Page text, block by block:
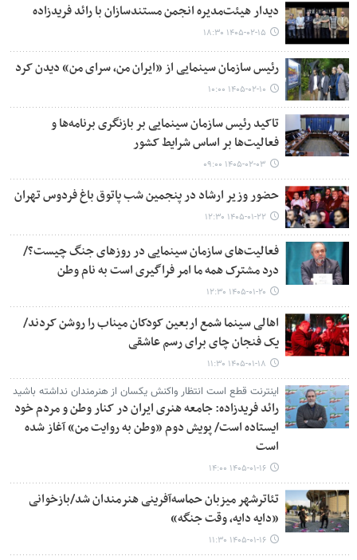
دیدار هیئت‌مدیره انجمن مستندسازان با رائد فریدزاده
۱۴۰۵-۰۲-۱۵ ۱۸:۳۰
رئیس سازمان سینمایی از «ایران من، سرای من» دیدن کرد
۱۴۰۵-۰۲-۱۰ ۱۰:۰۰
تاکید رئیس سازمان سینمایی بر بازنگری برنامه‌ها و
فعالیت‌ها بر اساس شرایط کشور
۱۴۰۵-۰۲-۰۳ ۰۹:۰۰
حضور وزیر ارشاد در پنجمین شب پاتوق باغ فردوس تهران
۱۴۰۵-۰۱-۲۲ ۱۲:۳۰
فعالیت‌های سازمان سینمایی در روزهای جنگ چیست؟/
درد مشترک همه ما امر فراگیری است به نام وطن
۱۴۰۵-۰۱-۲۰ ۱۲:۳۰
اهالی سینما شمع اربعین کودکان میناب را روشن کردند/
یک فنجان چای برای رسم عاشقی
۱۴۰۵-۰۱-۱۸ ۱۱:۳۰
اینترنت قطع است انتظار واکنش یکسان از هنرمندان نداشته باشید
رائد فریدزاده: جامعه هنری ایران در کنار وطن و مردم خود
ایستاده است/ پویش دوم «وطن به روایت من» آغاز شده
است
۱۴۰۵-۰۱-۱۶ ۱۴:۰۰
تئاترشهر میزبان حماسه‌آفرینی هنرمندان شد/بازخوانی
«دایه دایه، وقت جنگه»
۱۴۰۵-۰۱-۱۶ ۱۱:۳۰